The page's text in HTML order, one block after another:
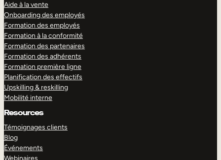
Aide à la vente
Onboarding des employés
Formation des employés
Formation à la conformité
Formation des partenaires
Formation des adhérents
Formation première ligne
Planification des effectifs
Upskilling & reskilling
Mobilité interne
Resources
Témoignages clients
Blog
Événements